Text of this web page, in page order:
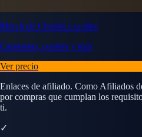
Merch de Chrollo Lucilfer
Camisetas, posters y más
Ver precio
Enlaces de afiliado. Como Afiliados
por compras que cumplan los
ti.
✓